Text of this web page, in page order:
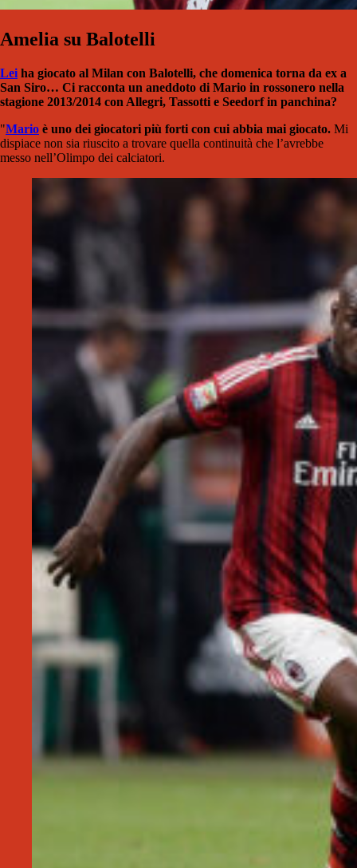
Amelia su Balotelli
Lei ha giocato al Milan con Balotelli, che domenica torna da ex a
San Siro… Ci racconta un aneddoto di Mario in rossonero nella
stagione 2013/2014 con Allegri, Tassotti e Seedorf in panchina?
"Mario è uno dei giocatori più forti con cui abbia mai giocato. Mi
dispiace non sia riuscito a trovare quella continuità che l’avrebbe
messo nell’Olimpo dei calciatori.